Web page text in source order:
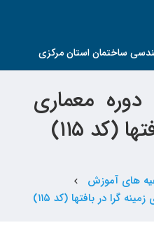
ساختمان استان مرکزی
معماری
(کد ۱۱۵)
های آموزش chevron_left
گرا در بافتها (کد ۱۱۵)